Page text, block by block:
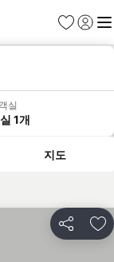
즐겨찾기
로그인
메
실
1개
지도
공유 즐